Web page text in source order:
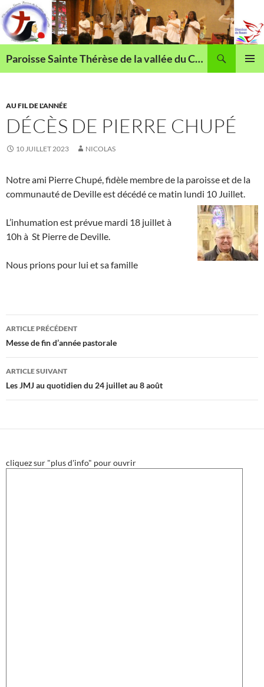
Aller
au
contenu
Paroisse Sainte Thérèse de la vallée du Cailly
AU FIL DE L'ANNÉE
DÉCÈS DE PIERRE CHUPÉ
10 JUILLET 2023 NICOLAS
Notre ami Pierre Chupé, fidèle membre de la paroisse et de la
communauté de Deville est décédé ce matin lundi 10 Juillet.
L’inhumation est prévue mardi 18 juillet à
10h à St Pierre de Deville.
Nous prions pour lui et sa famille
Navigation
des
articles
ARTICLE PRÉCÉDENT
Messe de fin d’année pastorale
ARTICLE SUIVANT
Les JMJ au quotidien du 24 juillet au 8 août
cliquez sur "plus d'info" pour ouvrir